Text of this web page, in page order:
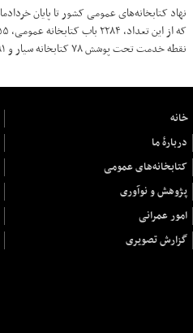
نقطه خدمت تحت پوشش ۷۸ کتابخانه سیار و ۲۹۱ باب سالن مطالعه بخش خصوصی است.
خانه
دربارهٔ ما
کتابخانه‌های عمومی
پژوهش و نوآوری
امور عمرانی
گزارش تصویری